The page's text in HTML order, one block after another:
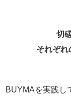
切
それぞれ
BUYMAを実践し